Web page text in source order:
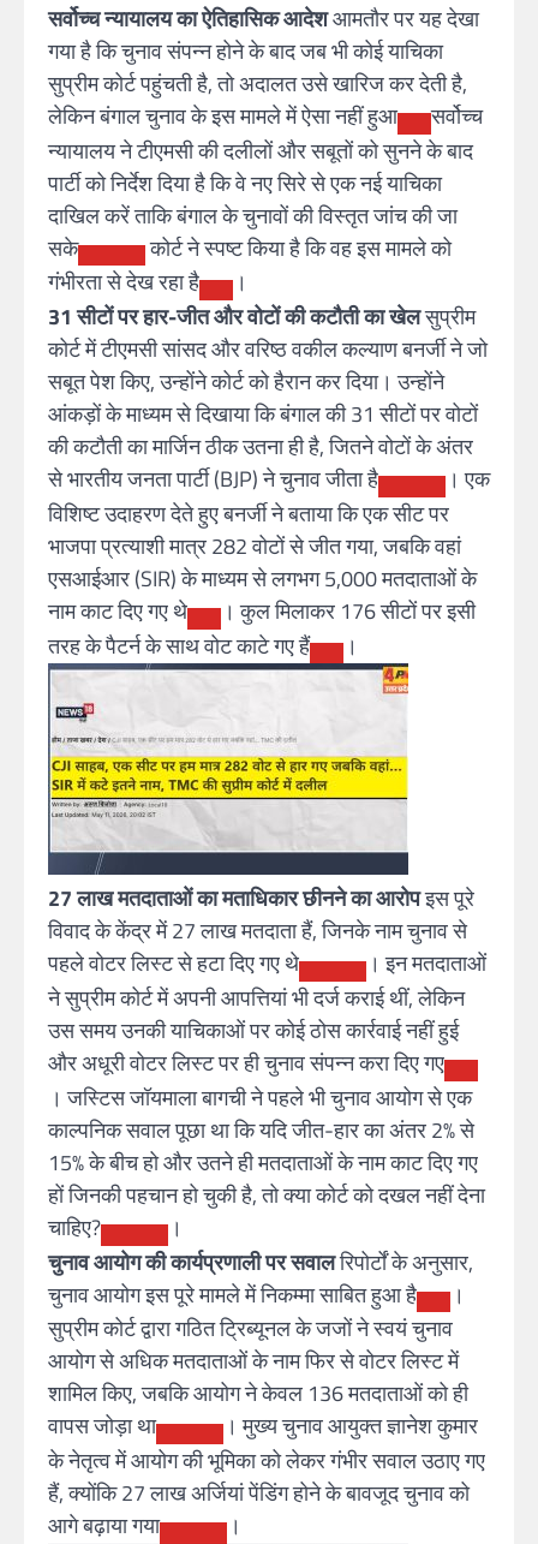
सर्वोच्च न्यायालय का ऐतिहासिक आदेशआमतौर पर यह देखा
गया है कि चुनाव संपन्न होने के बाद जब भी कोई याचिका
सुप्रीम कोर्ट पहुंचती है, तो अदालत उसे खारिज कर देती है,
लेकिन बंगाल चुनाव के इस मामले में ऐसा नहीं हुआ
सर्वोच्च
न्यायालय ने टीएमसी की दलीलों और सबूतों को सुनने के बाद
पार्टी को निर्देश दिया है कि वे नए सिरे से एक नई याचिका
दाखिल करें ताकि बंगाल के चुनावों की विस्तृत जांच की जा
सके
कोर्ट ने स्पष्ट किया है कि वह इस मामले को
गंभीरता से देख रहा है
।
31 सीटों पर हार-जीत और वोटों की कटौती का खेलसुप्रीम
कोर्ट में टीएमसी सांसद और वरिष्ठ वकील कल्याण बनर्जी ने जो
सबूत पेश किए, उन्होंने कोर्ट को हैरान कर दिया। उन्होंने
आंकड़ों के माध्यम से दिखाया कि बंगाल की31 सीटों पर वोटों
की कटौती का मार्जिन ठीक उतना ही है, जितने वोटों के अंतर
से भारतीय जनता पार्टी (BJP) ने चुनाव जीता है
। एक
विशिष्ट उदाहरण देते हुए बनर्जी ने बताया कि एक सीट पर
भाजपा प्रत्याशी मात्र 282 वोटों से जीत गया, जबकि वहां
एसआईआर (SIR) के माध्यम से लगभग 5,000 मतदाताओं के
नाम काट दिए गए थे
। कुल मिलाकर 176 सीटों पर इसी
तरह के पैटर्न के साथ वोट काटे गए हैं
।
27 लाख मतदाताओं का मताधिकार छीनने का आरोपइस पूरे
विवाद के केंद्र में27 लाख मतदाताहैं, जिनके नाम चुनाव से
पहले वोटर लिस्ट से हटा दिए गए थे
। इन मतदाताओं
ने सुप्रीम कोर्ट में अपनी आपत्तियां भी दर्ज कराई थीं, लेकिन
उस समय उनकी याचिकाओं पर कोई ठोस कार्रवाई नहीं हुई
और अधूरी वोटर लिस्ट पर ही चुनाव संपन्न करा दिए गए
। जस्टिस जॉयमाला बागची ने पहले भी चुनाव आयोग से एक
काल्पनिक सवाल पूछा था कि यदि जीत-हार का अंतर 2% से
15% के बीच हो और उतने ही मतदाताओं के नाम काट दिए गए
हों जिनकी पहचान हो चुकी है, तो क्या कोर्ट को दखल नहीं देना
चाहिए?
।
चुनाव आयोग की कार्यप्रणाली पर सवालरिपोर्टों के अनुसार,
चुनाव आयोग इस पूरे मामले में निकम्मा साबित हुआ है
।
सुप्रीम कोर्ट द्वारा गठित ट्रिब्यूनल के जजों ने स्वयं चुनाव
आयोग से अधिक मतदाताओं के नाम फिर से वोटर लिस्ट में
शामिल किए, जबकि आयोग ने केवल 136 मतदाताओं को ही
वापस जोड़ा था
। मुख्य चुनाव आयुक्त ज्ञानेश कुमार
के नेतृत्व में आयोग की भूमिका को लेकर गंभीर सवाल उठाए गए
हैं, क्योंकि 27 लाख अर्जियां पेंडिंग होने के बावजूद चुनाव को
आगे बढ़ाया गया
।